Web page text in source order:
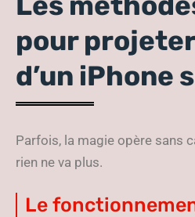
pour
d’un iPhone
Parfois, la magie opère sans
rien ne va plus.
Le